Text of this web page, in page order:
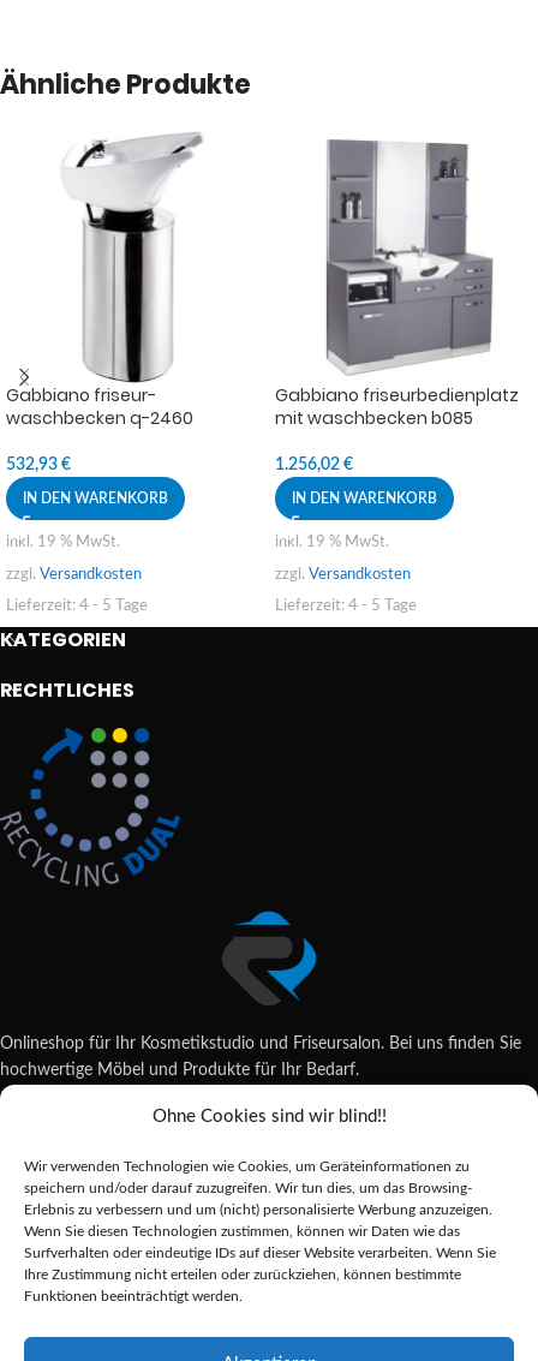
Ohne Cookies sind wir blind!!
Wir verwenden Technologien wie Cookies, um Geräteinformationen zu
speichern und/oder darauf zuzugreifen. Wir tun dies, um das Browsing-
Erlebnis zu verbessern und um (nicht) personalisierte Werbung anzuzeigen.
Wenn Sie diesen Technologien zustimmen, können wir Daten wie das
Surfverhalten oder eindeutige IDs auf dieser Website verarbeiten. Wenn Sie
Ihre Zustimmung nicht erteilen oder zurückziehen, können bestimmte
Funktionen beeinträchtigt werden.
Ähnliche Produkte
Gabbiano friseur-
waschbecken q-2460
532,93 €
IN DEN WARENKORB
inkl. 19 % MwSt.
zzgl. Versandkosten
Lieferzeit: 4 - 5 Tage
Gabbiano friseurbedienplatz
mit waschbecken b085
1.256,02 €
IN DEN WARENKORB
inkl. 19 % MwSt.
zzgl. Versandkosten
Lieferzeit: 4 - 5 Tage
KATEGORIEN
RECHTLICHES
Onlineshop für Ihr Kosmetikstudio und Friseursalon. Bei uns finden Sie
hochwertige Möbel und Produkte für Ihr Bedarf.
Wildsachsener Str. 6, 65207 Wiesbaden
shop@reda-shop.de
REDA SHOP - Hochwertige Studio Ausstattung
2025.
Alle Preise inkl. der gesetzlichen MwSt.
Die durchgestrichenen Preise entsprechen dem bisherigen Preis in diesem